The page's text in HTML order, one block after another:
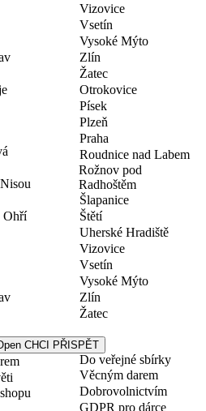
Vizovice
Vsetín
Vysoké Mýto
Zlín
Žatec
Ohří
Otrokovice
Písek
Plzeň
Praha
Roudnice nad Labem
Rožnov pod
Radhoštěm
Šlapanice
Štětí
Uherské Hradiště
Vizovice
Vsetín
Vysoké Mýto
Zlín
Žatec
CHCI PŘISPĚT
Do veřejné sbírky
Věcným darem
Dobrovolnictvím
GDPR pro dárce